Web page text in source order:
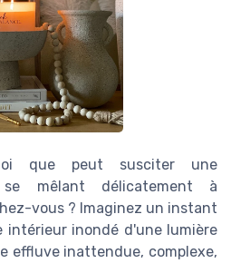
que peut susciter une
mêlant délicatement à
vous ? Imaginez un instant
intérieur inondé d'une lumière
effluve inattendue, complexe,